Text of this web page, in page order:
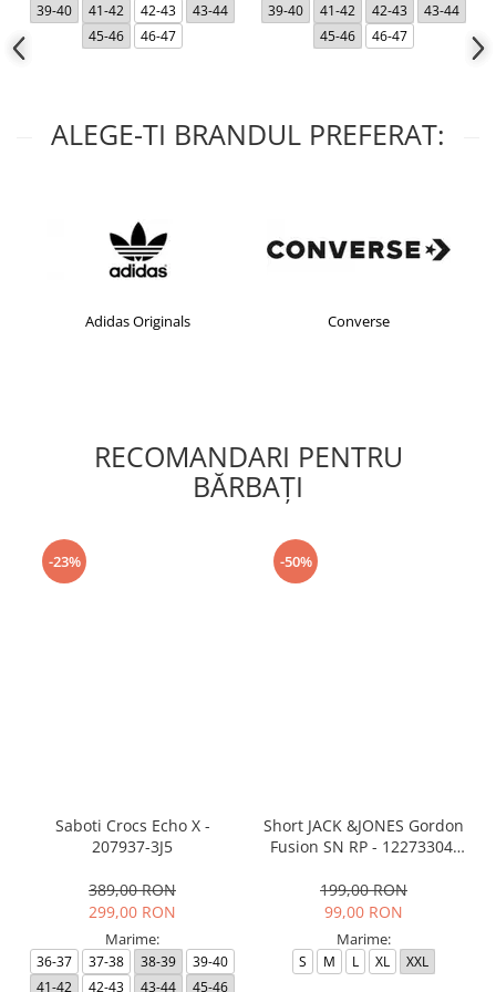
39-40 41-42 42-43
43-44
45-46
46-47
39-40 41-42 42-43
43-44
45-46
46-47
ALEGE-TI BRANDUL PREFERAT:
Converse
RECOMANDARI PENTRU
BĂRBAŢI
-23%
Saboti Crocs Echo X -
207937-3J5
389,00 RON
299,00 RON
Marime:
36-37 37-38 38-39
39-40
41-42
42-43 43-44 45-46
-50%
Short JACK &JONES Gordon
Fusion SN RP - 12273304-
199,00 RON
99,00 RON
Marime:
S M L XL XXL